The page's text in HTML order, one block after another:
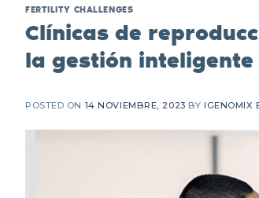
FERTILITY CHALLENGES
Clínicas de
la gestión
POSTED ON 14 NOVIEMBRE, 2023 BY IGENOMIX